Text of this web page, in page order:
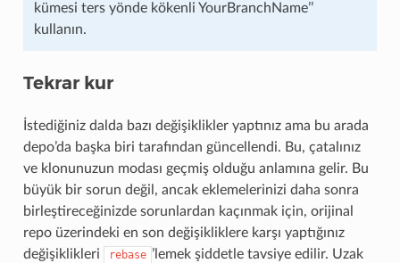
kümesi ters yönde kökenli YourBranchName’’
kullanın.
Tekrar kur
İstediğiniz dalda bazı değişiklikler yaptınız ama bu arada
depo’da başka biri tarafından güncellendi. Bu, çatalınız
ve klonunuzun modası geçmiş olduğu anlamına gelir. Bu
büyük bir sorun değil, ancak eklemelerinizi daha sonra
birleştireceğinizde sorunlardan kaçınmak için, orijinal
repo üzerindeki en son değişikliklere karşı yaptığınız
değişiklikleri
rebase ’lemek şiddetle tavsiye edilir. Uzak